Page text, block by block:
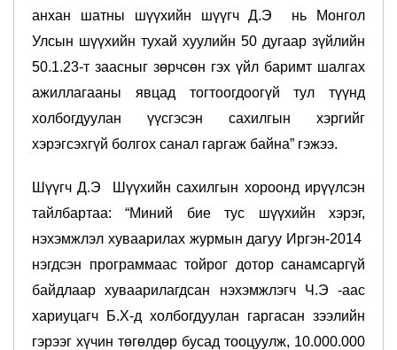
анхан шатны шүүхийн шүүгч Д.Э нь Монгол
Улсын шүүхийн тухай хуулийн 50 дугаар зүйлийн
50.1.23-т заасныг зөрчсөн гэх үйл баримт шалгах
ажиллагааны явцад тогтоогдоогүй тул түүнд
холбогдуулан үүсгэсэн сахилгын хэргийг
хэрэгсэхгүй болгох санал гаргаж байна” гэжээ.
Шүүгч Д.Э Шүүхийн сахилгын хороонд ирүүлсэн
тайлбартаа: “Миний бие тус шүүхийн хэрэг,
нэхэмжлэл хуваарилах журмын дагуу Иргэн-2014
нэгдсэн программаас тойрог дотор санамсаргүй
байдлаар хуваарилагдсан нэхэмжлэгч Ч.Э -аас
хариуцагч Б.Х-д холбогдуулан гаргасан зээлийн
гэрээг хүчин төгөлдөр бусад тооцуулж, 10.000.000